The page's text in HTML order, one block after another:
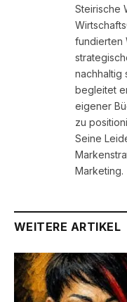
Steirische
fundierten
nachhaltig
begleitet
eigener
zu
Seine
Marketing.
WEITERE ARTIKEL